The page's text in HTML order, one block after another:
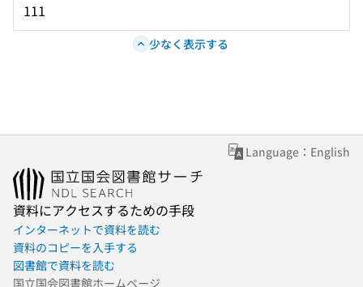
111
少なく表示する
Language：English
資料にアクセスするための手段
インターネットで資料を読む
資料のコピーを入手する
図書館で資料を読む
国立国会図書館ホームページ